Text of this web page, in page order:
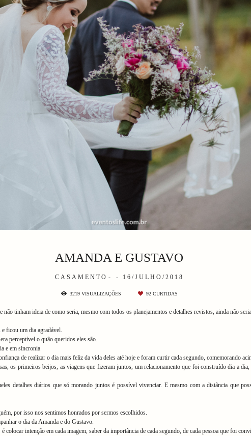
CASAMENTO 16/JULHO/2018
AMANDA E GUSTAVO
3219VISUALIZAÇÕES 92CURTIDAS
não tinham ideia de como seria, mesmo com todos os planejamentos e detalhes revistos, ainda não
ficou um dia agradável.
perceptível o quão queridos eles são.
e em sincronia
de realizar o dia mais feliz da vida deles até hoje e foram curtir cada segundo, comemorando
os primeiros beijos, as viagens que fizeram juntos, um relacionamento que foi construído dia a
detalhes diários que só morando juntos é possível vivenciar. E mesmo com a distância que
por isso nos sentimos honrados por sermos escolhidos.
o dia da Amanda e do Gustavo.
colocar intenção em cada imagem, saber da importância de cada segundo, de cada pessoa que foi